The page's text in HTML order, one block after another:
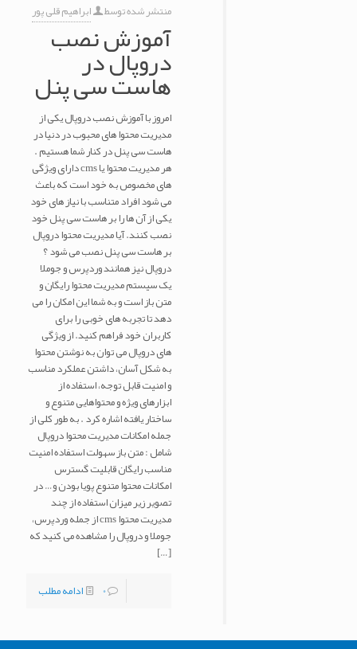
منتشر شده توسط ابراهیم قلی پور
آموزش نصب
دروپال در
هاست سی پنل
امروز با آموزش نصب دروپال یکی از
مدیریت محتوا های محبوب در دنیا در
هاست سی پنل در کنار شما هستیم .
هر مدیریت محتوا یا cms دارای ویژگی
های مخصوص به خود است که باعث
می شود افراد متناسب با نیاز های خود
یکی از آن ها را بر هاست سی پنل خود
نصب کنند. آیا مدیریت محتوا دروپال
بر هاست سی پنل نصب می شود ؟
دروپال نیز همانند وردپرس و جوملا
یک سیستم مدیریت محتوا رایگان و
متن باز است و به شما این امکان را می
دهد تا تجربه های خوبی را برای
کاربران خود فراهم کنید. از ویژگی
های دروپال می توان به نوشتن محتوا
به شکل آسان، داشتن عملکرد مناسب
و امنیت قابل توجه، استفاده از
ابزارهای ویژه و محتواهایی متنوع و
ساختار یافته اشاره کرد . به طور کلی از
جمله امکانات مدیریت محتوا دروپال
شامل : متن باز سهولت استفاده امنیت
مناسب رایگان قابلیت گسترس
امکانات محتوا متنوع پویا بودن و… در
تصویر زیر میزان استفاده از چند
مدیریت محتوا cms از جمله وردپرس،
جوملا و دروپال را مشاهده می کنید که
[…]
0
ادامه مطلب